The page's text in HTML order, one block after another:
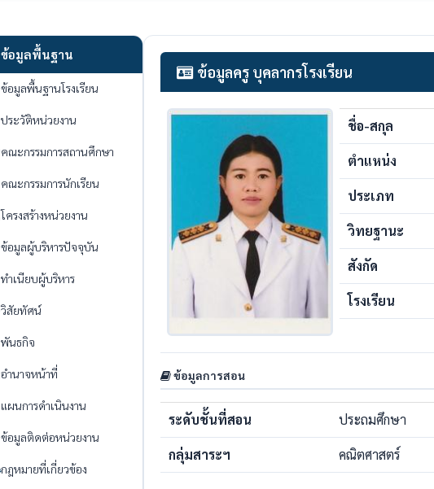
ข้อมูลพื้นฐาน
ข้อมูลพื้นฐานโรงเรียน
ประวัติหน่วยงาน
คณะกรรมการสถานศึกษา
คณะกรรมการนักเรียน
โครงสร้างหน่วยงาน
ข้อมูลผู้บริหารปัจจุบัน
ทำเนียบผู้บริหาร
วิสัยทัศน์
พันธกิจ
อำนาจหน้าที่
แผนการดำเนินงาน
ข้อมูลติดต่อหน่วยงาน
กฎหมายที่เกี่ยวข้อง
ข้อมูลครู บุคลากรโรงเรียน
ชื่อ-สกุล
ตำแหน่ง
ประเภท
วิทยฐานะ
สังกัด
โรงเรียน
ข้อมูลการสอน
ระดับชั้นที่สอน ประถมศึกษา
กลุ่มสาระฯ คณิตศาสตร์